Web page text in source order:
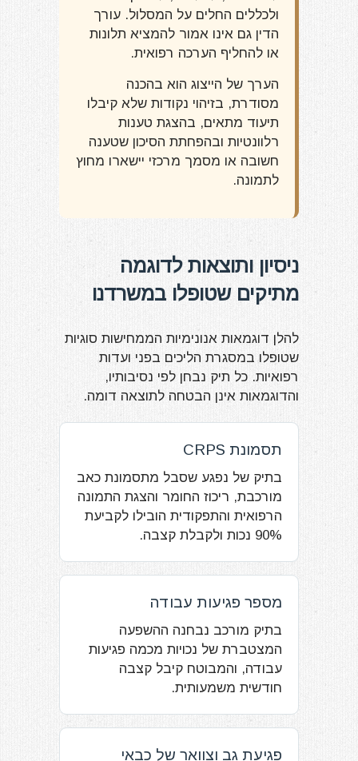
ולכללים החלים על המסלול. עורך
הדין גם אינו אמור להמציא תלונות
או להחליף הערכה רפואית.
הערך של הייצוג הוא בהכנה
מסודרת, בזיהוי נקודות שלא קיבלו
תיעוד מתאים, בהצגת טענות
רלוונטיות ובהפחתת הסיכון שטענה
חשובה או מסמך מרכזי יישארו מחוץ
לתמונה.
ניסיון ותוצאות לדוגמה
מתיקים שטופלו במשרדנו
להלן דוגמאות אנונימיות הממחישות סוגיות
שטופלו במסגרת הליכים בפני ועדות
רפואיות. כל תיק נבחן לפי נסיבותיו,
והדוגמאות אינן הבטחה לתוצאה דומה.
תסמונת CRPS
בתיק של נפגע שסבל מתסמונת כאב
מורכבת, ריכוז החומר והצגת התמונה
הרפואית והתפקודית הובילו לקביעת
90% נכות ולקבלת קצבה.
מספר פגיעות עבודה
בתיק מורכב נבחנה ההשפעה
המצטברת של נכויות מכמה פגיעות
עבודה, והמבוטח קיבל קצבה
חודשית משמעותית.
פגיעת גב וצוואר של כבאי